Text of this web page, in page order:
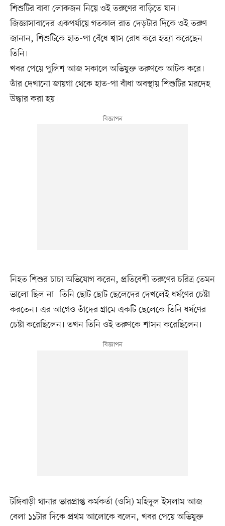
শিশুটির বাবা লোকজন নিয়ে ওই তরুণের বাড়িতে যান।
জিজ্ঞাসাবাদের একপর্যায়ে গতকাল রাত দেড়টার দিকে ওই তরুণ
জানান, শিশুটিকে হাত-পা বেঁধে শ্বাস রোধ করে হত্যা করেছেন
তিনি।
খবর পেয়ে পুলিশ আজ সকালে অভিযুক্ত তরুণকে আটক করে।
তাঁর দেখানো জায়গা থেকে হাত-পা বাঁধা অবস্থায় শিশুটির মরদেহ
উদ্ধার করা হয়।
নিহত শিশুর চাচা অভিযোগ করেন, প্রতিবেশী তরুণের চরিত্র তেমন
ভালো ছিল না। তিনি ছোট ছোট ছেলেদের দেখলেই ধর্ষণের চেষ্টা
করতেন। এর আগেও তাঁদের গ্রামে একটি ছেলেকে তিনি ধর্ষণের
চেষ্টা করেছিলেন। তখন তিনি ওই তরুণকে শাসন করেছিলেন।
টঙ্গিবাড়ী থানার ভারপ্রাপ্ত কর্মকর্তা (ওসি) মহিদুল ইসলাম আজ
বেলা ১১টার দিকে প্রথম আলোকে বলেন, খবর পেয়ে অভিযুক্ত